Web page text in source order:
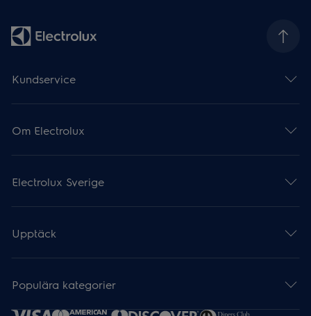
Kundservice
Om Electrolux
Electrolux Sverige
Upptäck
Populära kategorier